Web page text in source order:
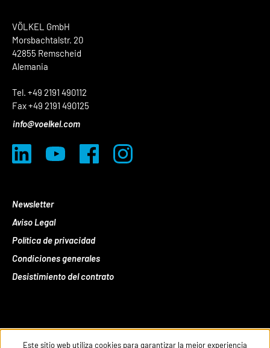
VÖLKEL GmbH
Morsbachtalstr. 20
42855 Remscheid
Alemania
Tel. +49 2191 490112
Fax +49 2191 490125
info@voelkel.com
Newsletter
Aviso Legal
Política de privacidad
Condiciones generales
Desistimiento del contrato
Este sitio web utiliza cookies para garantizar la mejor experiencia